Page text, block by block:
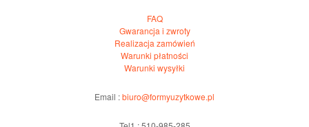
FAQ
Gwarancja i zwroty
Realizacja zamówień
Warunki płatności
Warunki wysyłki
Email :biuro@formyuzytkowe.pl